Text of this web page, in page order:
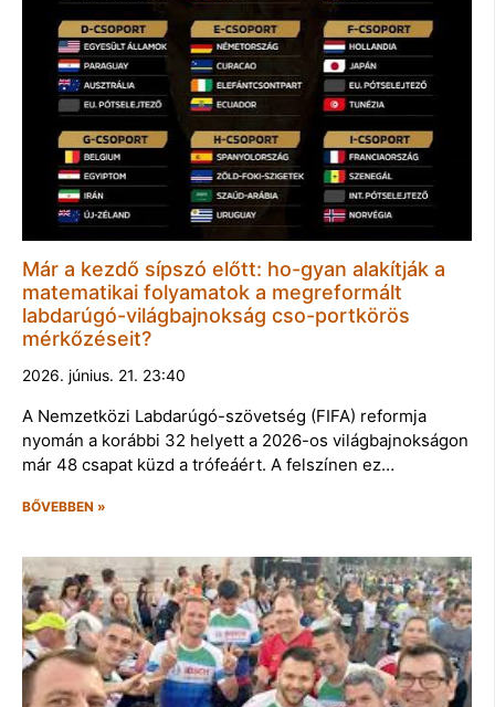
Már a kezdő sípszó előtt: ho-gyan alakítják a
matematikai folyamatok a megreformált
labdarúgó-világbajnokság cso-portkörös
mérkőzéseit?
2026. június. 21. 23:40
A Nemzetközi Labdarúgó-szövetség (FIFA) reformja
nyomán a korábbi 32 helyett a 2026-os világbajnokságon
már 48 csapat küzd a trófeáért. A felszínen ez…
BŐVEBBEN »